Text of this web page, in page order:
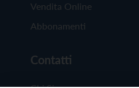
Vendita Online
Abbonamenti
Contatti